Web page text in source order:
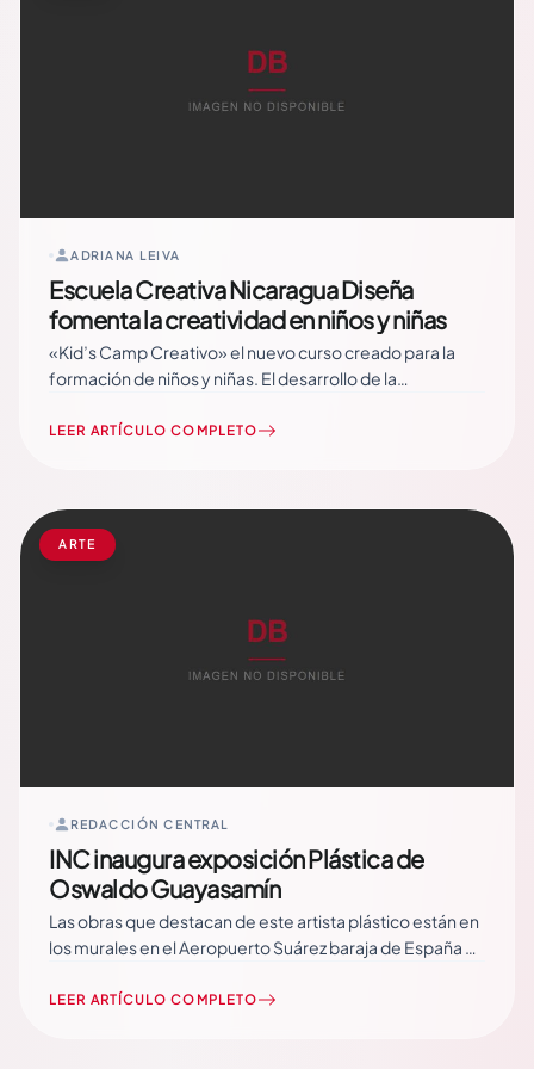
ADRIANA LEIVA
Escuela Creativa Nicaragua Diseña
fomenta la creatividad en niños y niñas
«Kid’s Camp Creativo» el nuevo curso creado para la
formación de niños y niñas. El desarrollo de la
descubran y aprovechen al máximo sus capacidades y
More
LEER ARTÍCULO COMPLETO
ARTE
REDACCIÓN CENTRAL
INC inaugura exposición Plástica de
Oswaldo Guayasamín
Las obras que destacan de este artista plástico están en
los murales en el Aeropuerto Suárez baraja de España y
(INC) realiza una exposición dedicada a Oswaldo
LEER ARTÍCULO COMPLETO